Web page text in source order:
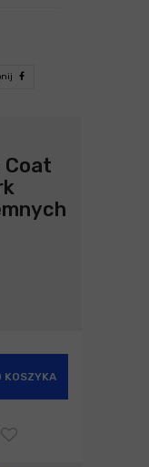
Coat
KOSZYKA